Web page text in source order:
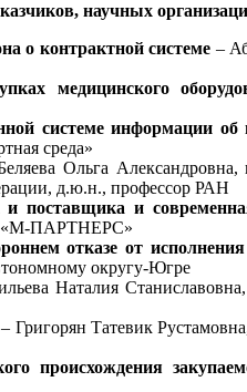
научных
о контрактной системе –
медицинского
системе информации
среда»
Ольга Александровна,
д.ю.н., профессор РАН
поставщика и
«М-ПАРТНЕРС»
отказе от
округу-Югре
Наталия
Григорян Татевик
происхождения